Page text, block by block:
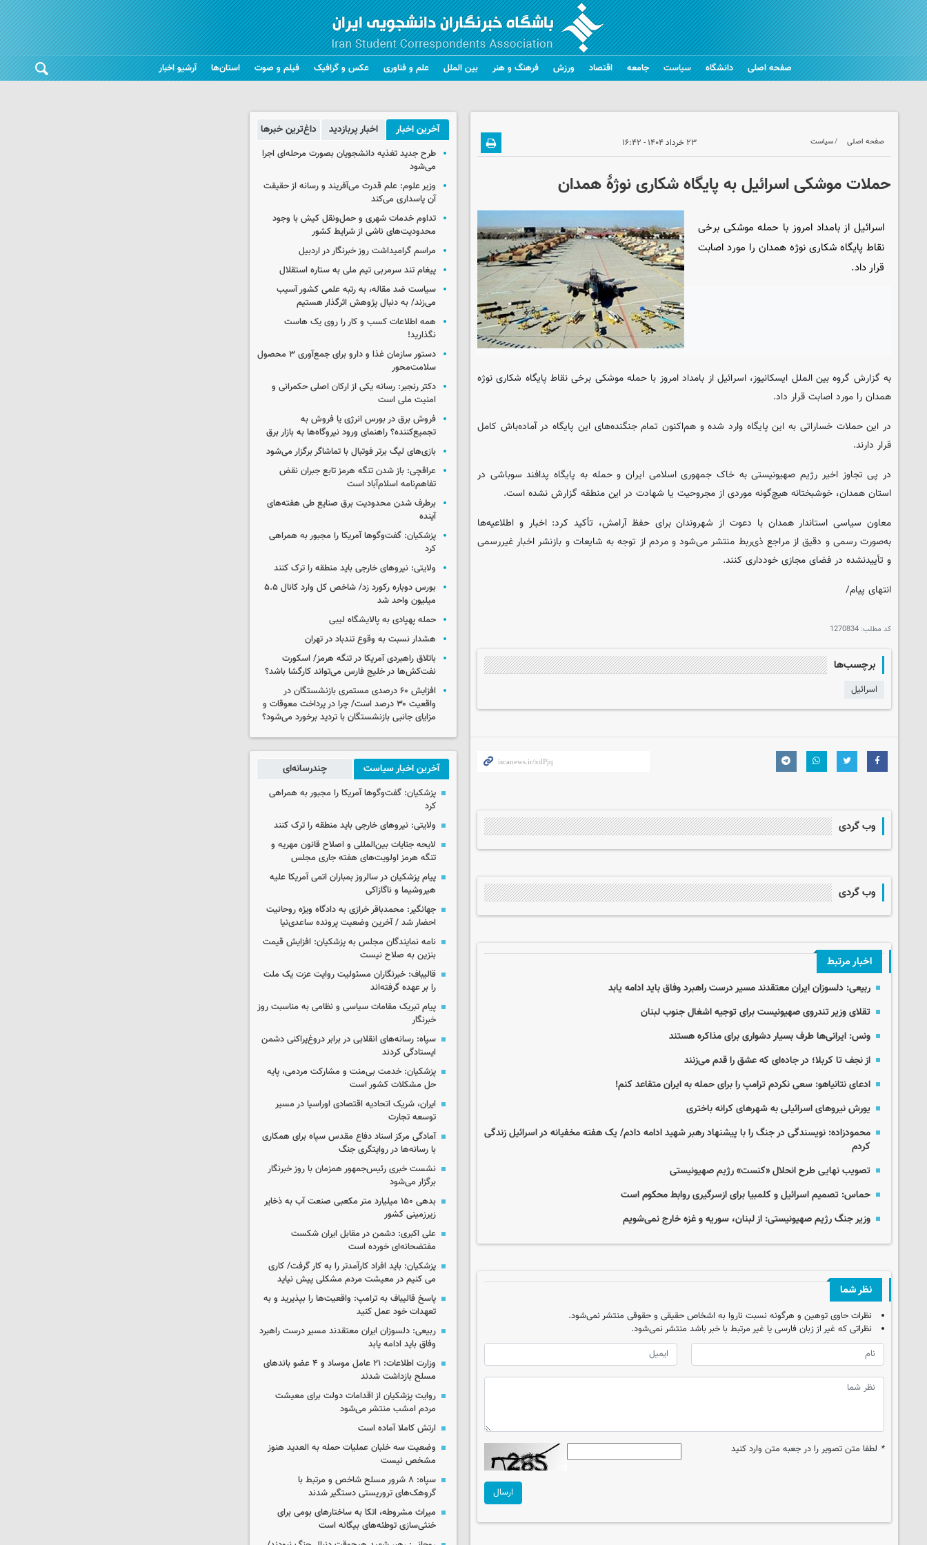
صفحه اصلی دانشگاه سیاست جامعه اقتصاد ورزش فرهنگ و هنر بین الملل علم و فناوری عکس و گرافیک فیلم و صوت استان‌ها آرشیو اخبار
صفحه اصلی سیاست ۲۳ خرداد ۱۴۰۴ - ۱۶:۴۲
حملات موشکی اسرائیل به پایگاه شکاری نوژهٔ همدان
اسرائیل از بامداد امروز با حمله موشکی ‌برخی
نقاط پایگاه شکاری نوژه همدان را مورد اصابت
قرار داد.
به گزارش گروه بین الملل ایسکانیوز، اسرائیل از بامداد امروز با حمله موشکی ‌برخی نقاط پایگاه شکاری نوژه
همدان را مورد اصابت قرار داد.
در این حملات خساراتی به این پایگاه وارد شده ‌و هم‌اکنون تمام جنگنده‌های این پایگاه در آماده‌باش کامل
قرار دارند.
در پی تجاوز اخیر رژیم صهیونیستی به خاک جمهوری اسلامی ایران و حمله به پایگاه پدافند سوباشی در
استان همدان، خوشبختانه هیچ‌گونه موردی از مجروحیت یا شهادت در این منطقه گزارش نشده است.
معاون سیاسی استاندار همدان با دعوت از شهروندان برای حفظ آرامش، تأکید کرد: اخبار و اطلاعیه‌ها
به‌صورت رسمی و دقیق از مراجع ذی‌ربط منتشر می‌شود و مردم از توجه به شایعات و بازنشر اخبار غیررسمی
و تأییدنشده در فضای مجازی خودداری کنند.
انتهای پیام/
کد مطلب: 1270834
برچسب‌ها
اسرائیل
وب گردی
وب گردی
اخبار مرتبط
ربیعی: دلسوزان ایران معتقدند مسیر درست راهبرد وفاق باید ادامه یابد
تقلای وزیر تندروی صهیونیست برای توجیه اشغال جنوب لبنان
ونس: ایرانی‌ها طرف بسیار دشواری برای مذاکره هستند
از نجف تا کربلا؛ در جاده‌ای که عشق را قدم می‌زنند
ادعای نتانیاهو: سعی نکردم ترامپ را برای حمله به ایران متقاعد کنم!
یورش نیروهای اسرائیلی به شهرهای کرانه باختری
محمودزاده: نویسندگی در جنگ را با پیشنهاد رهبر شهید ادامه دادم/ یک هفته مخفیانه در اسرائیل زندگی
کردم
تصویب نهایی طرح انحلال «کنست» رژیم صهیونیستی
حماس: تصمیم اسرائیل و کلمبیا برای ازسرگیری روابط محکوم است
وزیر جنگ رژیم صهیونیستی: از لبنان، سوریه و غزه خارج نمی‌شویم
نظر شما
نظرات حاوی توهین و هرگونه نسبت ناروا به اشخاص حقیقی و حقوقی منتشر نمی‌شود.
نظراتی که غیر از زبان فارسی یا غیر مرتبط با خبر باشد منتشر نمی‌شود.
* لطفا متن تصویر را در جعبه متن وارد کنید
ارسال
آخرین اخبار اخبار پربازدید داغ‌ترین خبرها
طرح جدید تغذیه دانشجویان بصورت مرحله‌ای اجرا
می‌شود
وزیر علوم: علم قدرت می‌آفریند و رسانه از حقیقت
آن پاسداری می‌کند
تداوم خدمات شهری و حمل‌ونقل کیش با وجود
محدودیت‌های ناشی از شرایط کشور
مراسم گرامیداشت روز خبرنگار در اردبیل
پیغام تند سرمربی تیم ملی به ستاره استقلال
سیاست ضد مقاله، به رتبه علمی کشور آسیب
می‌زند/ به دنبال پژوهش اثرگذار هستیم
همه اطلاعات کسب‌ و کار را روی یک هاست
نگذارید!
دستور سازمان غذا و دارو برای جمع‌آوری ۳ محصول
سلامت‌محور
دکتر رنجبر: رسانه یکی از ارکان اصلی حکمرانی و
امنیت ملی است
فروش برق در بورس انرژی یا فروش به
تجمیع‌کننده؟ راهنمای ورود نیروگاه‌ها به بازار برق
بازی‌های لیگ برتر فوتبال با تماشاگر برگزار می‌شود
عراقچی: باز شدن تنگه هرمز تابع جبران نقض
تفاهم‌نامه اسلام‌آباد است
برطرف شدن محدودیت‌ برق صنایع طی هفته‌های
آینده
پزشکیان: گفت‌وگوها آمریکا را مجبور به همراهی
کرد
ولایتی: نیروهای خارجی باید منطقه را ترک کنند
بورس دوباره رکورد زد/ شاخص کل وارد کانال ۵.۵
میلیون واحد شد
حمله پهپادی به پالایشگاه لیبی
هشدار نسبت به وقوع تندباد در تهران
باتلاق راهبردی آمریکا در تنگه هرمز/ اسکورت
نفت‌کش‌ها در خلیج فارس می‌تواند کارگشا باشد؟
افزایش ۶۰ درصدی مستمری‌ بازنشستگان در
واقعیت ۳۰ درصد است/ چرا در پرداخت معوقات و
مزایای جانبی بازنشستگان با تردید برخورد می‌شود؟
آخرین اخبار سیاست چندرسانه‌ای
پزشکیان: گفت‌وگوها آمریکا را مجبور به همراهی
کرد
ولایتی: نیروهای خارجی باید منطقه را ترک کنند
لایحه جنایات بین‌المللی و اصلاح قانون مهریه و
تنگه هرمز اولویت‌های هفته جاری مجلس
پیام پزشکیان در سالروز بمباران اتمی آمریکا علیه
هیروشیما و ناگازاکی
جهانگیر: محمدباقر خرازی به دادگاه ویژه روحانیت
احضار شد / آخرین وضعیت پرونده ساعدی‌نیا
نامه نمایندگان مجلس به پزشکیان: افزایش قیمت
بنزین به صلاح نیست
قالیباف: خبرنگاران مسئولیت روایت عزت یک ملت
را بر عهده گرفته‌اند
پیام تبریک مقامات سیاسی و نظامی به مناسبت روز
خبرنگار
سپاه: رسانه‌های انقلابی در برابر دروغ‌پراکنی دشمن
ایستادگی کردند
پزشکیان: خدمت بی‌منت و مشارکت مردمی، پایه
حل مشکلات کشور است
ایران، شریک اتحادیه اقتصادی اوراسیا در مسیر
توسعه تجارت
آمادگی مرکز اسناد دفاع مقدس سپاه برای همکاری
با رسانه‌ها در روایتگری جنگ
نشست خبری رئیس‌جمهور همزمان با روز خبرنگار
برگزار می‌شود
بدهی ۱۵۰ میلیارد متر مکعبی صنعت آب به ذخایر
زیرزمینی کشور
علی اکبری: دشمن در مقابل ایران شکست
مفتضحانه‌ای خورده است
پزشکیان: باید افراد کارآمدتر را به کار گرفت/ کاری
می کنیم در معیشت مردم مشکلی پیش نیاید
پاسخ قالیباف به ترامپ: واقعیت‌ها را بپذیرید و به
تعهدات خود عمل کنید
ربیعی: دلسوزان ایران معتقدند مسیر درست راهبرد
وفاق باید ادامه یابد
وزارت اطلاعات: ۲۱ عامل موساد و ۴ عضو باندهای
مسلح بازداشت شدند
روایت پزشکیان از اقدامات دولت برای معیشت
مردم امشب منتشر می‌شود
ارتش کاملا آماده است
وضعیت سه خلبان عملیات حمله به العدید هنوز
مشخص نیست
سپاه: ۸ شرور مسلح شاخص و مرتبط با
گروهک‌های تروریستی دستگیر شدند
میراث مشروطه، اتکا به ساختارهای بومی برای
خنثی‌سازی توطئه‌های بیگانه است